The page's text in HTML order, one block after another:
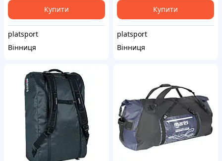
Купити
platsport
Вінниця
Купити
platsport
Вінниця